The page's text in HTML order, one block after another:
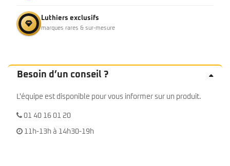
Luthiers exclusifs
marques rares & sur-mesure
Besoin d’un conseil ?
L'équipe est disponible pour vous informer sur un produit.
01 40 16 01 20
11h-13h à 14h30-19h